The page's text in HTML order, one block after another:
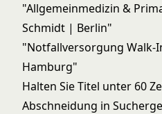
"Allgemeinmedizin &
Schmidt | Berlin"
"Notfallversorgung Walk-
Hamburg"
Halten Sie Titel unter 60
Abschneidung in